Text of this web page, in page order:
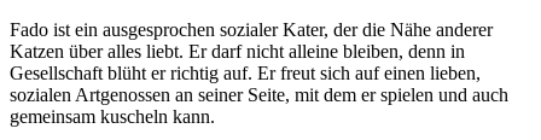
Fado ist ein ausgesprochen sozialer Kater, der die Nähe anderer
Katzen über alles liebt. Er darf nicht alleine bleiben, denn in
Gesellschaft blüht er richtig auf. Er freut sich auf einen lieben,
sozialen Artgenossen an seiner Seite, mit dem er spielen und auch
gemeinsam kuscheln kann.